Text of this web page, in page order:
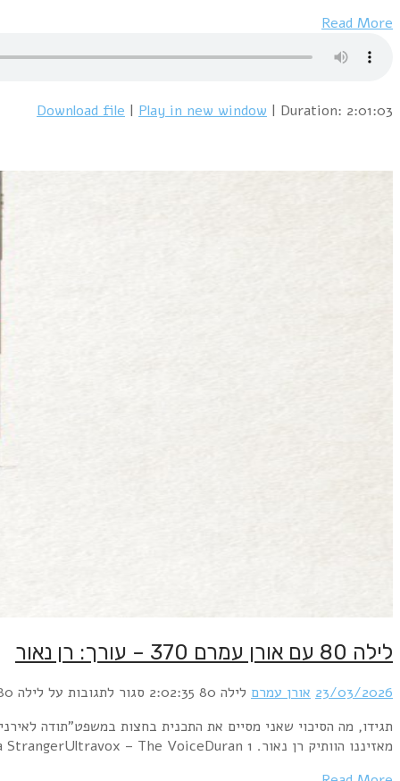
שזה קרה, נהנינו מעריכה מוסיקלית מצויינת של